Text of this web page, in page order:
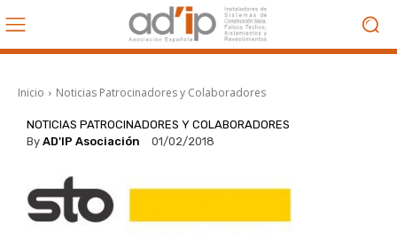
Inicio Noticias Patrocinadores y Colaboradores
NOTICIAS PATROCINADORES Y COLABORADORES
By AD'IP Asociación 01/02/2018